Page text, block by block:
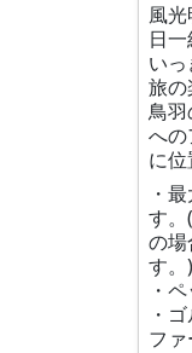
風
日
い
旅の
鳥
へ
に位
・
す
の
す。)
・
・
ファ